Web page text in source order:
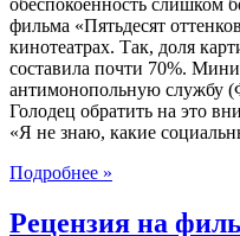
обеспокоенность слишком
фильма «Пятьдесят
кинотеатрах. Так, доля
составила почти 70%.
антимонопольную службу
Голодец обратить на это
«Я не знаю, какие
Подробнее »
Рецензия на